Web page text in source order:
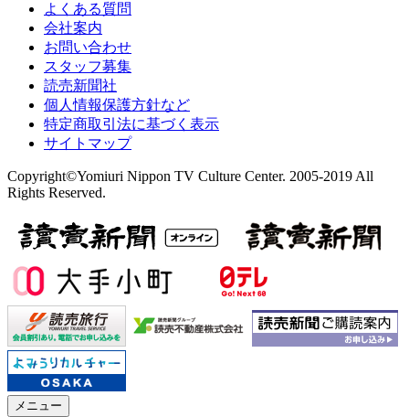
よくある質問
会社案内
お問い合わせ
スタッフ募集
読売新聞社
個人情報保護方針など
特定商取引法に基づく表示
サイトマップ
Copyright©Yomiuri Nippon TV Culture Center. 2005-2019 All
Rights Reserved.
メニュー